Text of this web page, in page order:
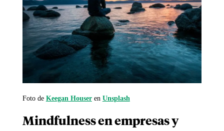
Foto de Keegan Houseren Unsplash
Mindfulness en empresas y